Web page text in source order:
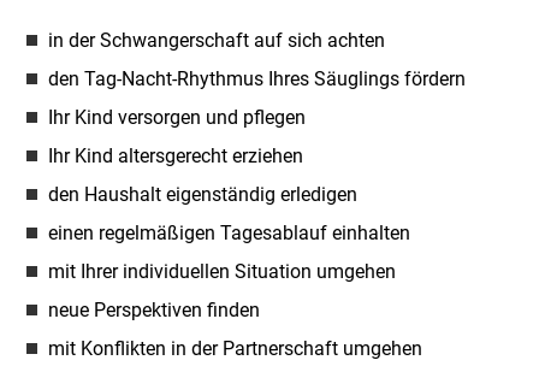
in der Schwangerschaft auf sich achten
den Tag-Nacht-Rhythmus Ihres Säuglings fördern
Ihr Kind versorgen und pflegen
Ihr Kind altersgerecht erziehen
den Haushalt eigenständig erledigen
einen regelmäßigen Tagesablauf einhalten
mit Ihrer individuellen Situation umgehen
neue Perspektiven finden
mit Konflikten in der Partnerschaft umgehen